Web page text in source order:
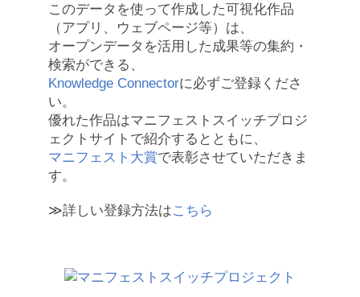
このデータを使って作成した可視化作品
（アプリ、ウェブページ等）は、
オープンデータを活用した成果等の集約・
検索ができる、
Knowledge Connectorに必ずご登録くださ
い。
優れた作品はマニフェストスイッチプロジ
ェクトサイトで紹介するとともに、
マニフェスト大賞で表彰させていただきま
す。
≫詳しい登録方法はこちら